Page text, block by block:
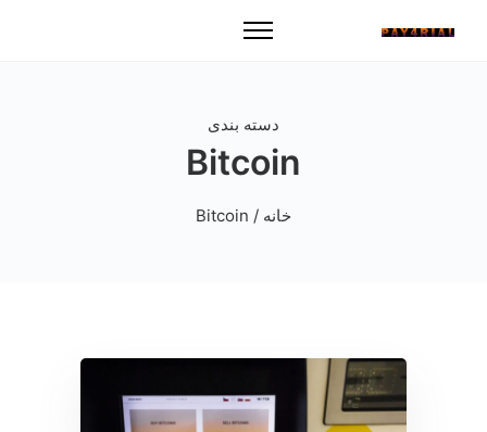
دسته بندی
Bitcoin
خانه / Bitcoin